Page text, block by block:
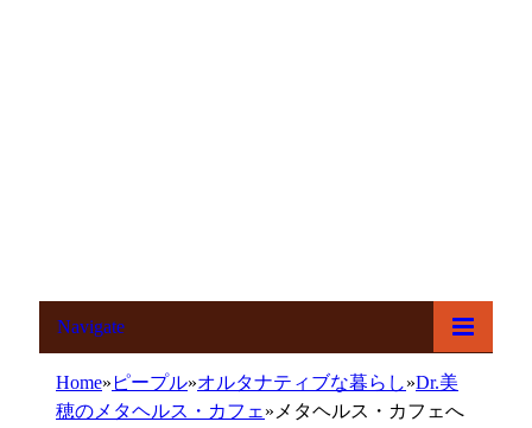
Navigate
Home» ピープル»オルタナティブな暮らし»Dr.美
穂のメタヘルス・カフェ » メタヘルス・カフェへ